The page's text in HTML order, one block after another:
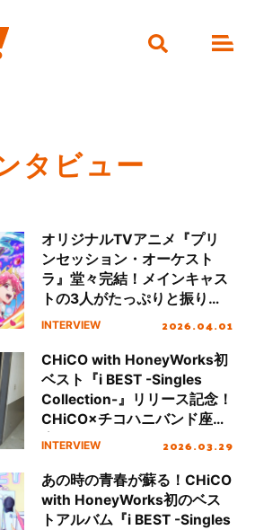
タビュー
オリジナルTVアニメ『プリ
ンセッション・オーケスト
ラ』堂々完結！メインキャス
トの3人がたっぷりと振り返
る。
INTERVIEW 2026.04.01
CHiCO with HoneyWorks初
ベスト『i BEST -Singles
Collection-』リリース記念！
CHiCO×チコハニバンド座談
会！
INTERVIEW 2026.03.29
あの時の青春が蘇る！CHiCO
with HoneyWorks初のベス
トアルバム『i BEST -Singles